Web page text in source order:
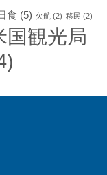
食 (5) 欠航 (2) 移民 (2)
国観光局